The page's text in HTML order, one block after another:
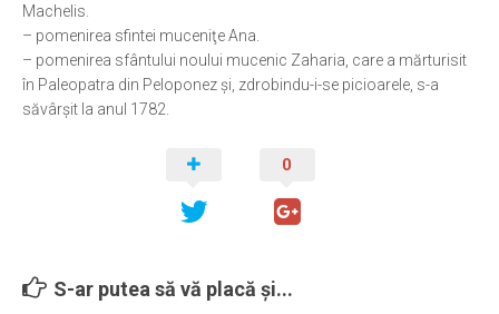
Machelis.
– pomenirea sfintei muceniţe Ana.
– pomenirea sfântului noului mucenic Zaharia, care a mărturisit
în Paleopatra din Peloponez şi, zdrobindu-i-se picioarele, s-a
săvârşit la anul 1782.
0
S-ar putea să vă placă și...